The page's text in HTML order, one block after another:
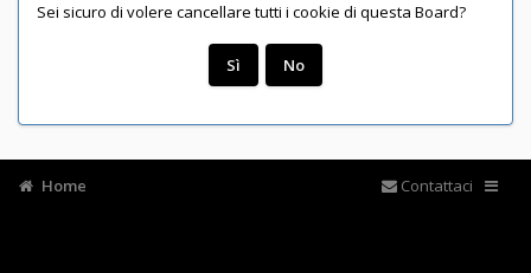
Sei sicuro di volere cancellare tutti i cookie di questa Board?
Home Contattaci